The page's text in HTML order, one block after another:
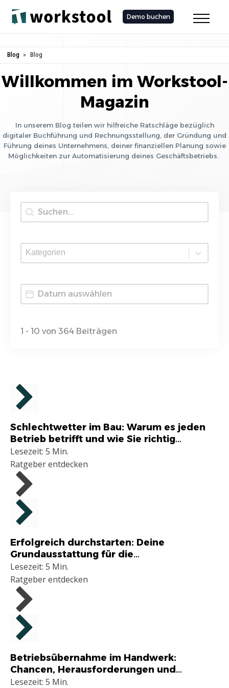
Demo buchen
Blog » Blog
Willkommen im Workstool-
Magazin
In unserem Blog teilen wir hilfreiche Ratschläge bezüglich
digitaler Buchführung und Rechnungsstellung, der Gründung und
Führung deines Unternehmens, deiner finanziellen Planung sowie
Möglichkeiten zur Automatisierung deines Geschäftsbetriebs.
Suche
Search content
Kategorien
Zeitraum
1 - 10 von 364 Beiträgen
Schlechtwetter im Bau: Warum es jeden
Betrieb betrifft und wie Sie richtig
reagieren
Lesezeit: 5 Min.
Ratgeber entdecken
Erfolgreich durchstarten: Deine
Grundausstattung für die
Selbstständigkeit im Handwerk
Lesezeit: 5 Min.
Ratgeber entdecken
Betriebsübernahme im Handwerk:
Chancen, Herausforderungen und
praktische Tipps
Lesezeit: 5 Min.